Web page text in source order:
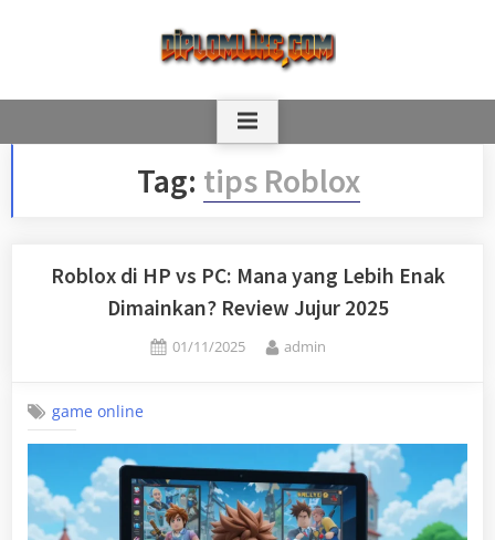
Tag: tips Roblox
Roblox di HP vs PC: Mana yang Lebih Enak
Dimainkan? Review Jujur 2025
Posted
01/11/2025 By
admin
game online